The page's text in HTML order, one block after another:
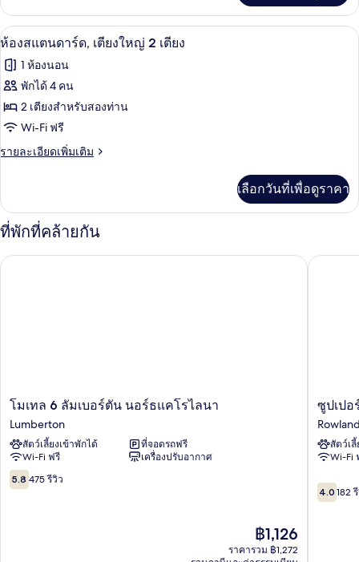
คิง
ไซส์
เตียง
เกี่ยว
กับ
ห้อง
เตียง
คิง
เตียง
เปิด
ภาพถ่าย
ทั้งหมด
ของ
ห้อง
สแตนดาร์ด,
ใหญ่
2
เตียง
ห้องสแตนดาร์ด, เตียงใหญ่ 2 เตียง | โ
1
ห้องสแตนดาร์ด, เตียงใหญ่ 2 เตียง
1 ห้องนอน
พักได้ 4 คน
2 เตียงสำหรับสองท่าน
Wi-Fi ฟรี
รายละเอียดเพิ่มเติม
ราย
เกี่ยว
กับ
ห้อง
สแตนดาร์ด,
เตียง
เลือกวันที่เพื่อดูราคา
ที่พักที่คล้ายกัน
โม
เทล
6
ลัม
เบอร์
ตัน
นอร์ธ
โมเทล 6 ลัมเบอร์ตัน นอร์ธแคโรไลนา
Lumberton
สัตว์เลี้ยงเข้าพักได้
ที่จอดรถฟรี
Wi-Fi ฟรี
เครื่องปรับอากาศ
5.8
จาก
5.8 475 รีวิว
ราคา
ปัจจุบัน
฿1,126
ราคารวม ฿1,272
โมเทล 6 ลัมเบอร์ตัน นอร์ธแคโรไลนา
ซู
ป
เปอร์
อินน์
Rowland
ซูปเป
สัตว์เ
Wi-Fi
4.0
จาก
4.0 182
ซูปเปอร์